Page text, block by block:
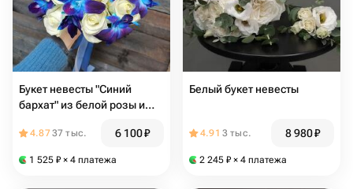
Букет невесты "Синий
бархат" из белой розы и
4.8737 тыс. 6 100₽
1 525 ₽ × 4 платежа
Белый букет невесты
4.91 3 тыс. 8 980₽
2 245 ₽ × 4 платежа